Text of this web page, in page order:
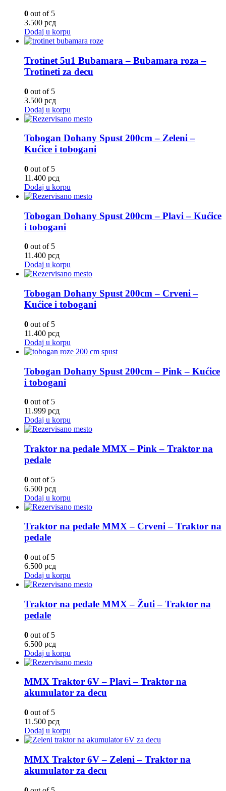
0 out of 5
3.500 рсд
Dodaj u korpu
Trotinet 5u1 Bubamara – Bubamara roza –
Trotineti za decu
0 out of 5
3.500 рсд
Dodaj u korpu
Tobogan Dohany Spust 200cm – Zeleni –
Kućice i tobogani
0 out of 5
11.400 рсд
Dodaj u korpu
Tobogan Dohany Spust 200cm – Plavi – Kućice
i tobogani
0 out of 5
11.400 рсд
Dodaj u korpu
Tobogan Dohany Spust 200cm – Crveni –
Kućice i tobogani
0 out of 5
11.400 рсд
Dodaj u korpu
Tobogan Dohany Spust 200cm – Pink – Kućice
i tobogani
0 out of 5
11.999 рсд
Dodaj u korpu
Traktor na pedale MMX – Pink – Traktor na
pedale
0 out of 5
6.500 рсд
Dodaj u korpu
Traktor na pedale MMX – Crveni – Traktor na
pedale
0 out of 5
6.500 рсд
Dodaj u korpu
Traktor na pedale MMX – Žuti – Traktor na
pedale
0 out of 5
6.500 рсд
Dodaj u korpu
MMX Traktor 6V – Plavi – Traktor na
akumulator za decu
0 out of 5
11.500 рсд
Dodaj u korpu
MMX Traktor 6V – Zeleni – Traktor na
akumulator za decu